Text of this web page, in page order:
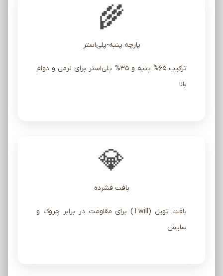
🌾
پارچه پنبه-پلی‌استر
ترکیب 65% پنبه و 35% پلی‌استر برای نرمی و دوام
بالا
💎
بافت فشرده
بافت تویل (Twill) برای مقاومت در برابر چروک و
سایش